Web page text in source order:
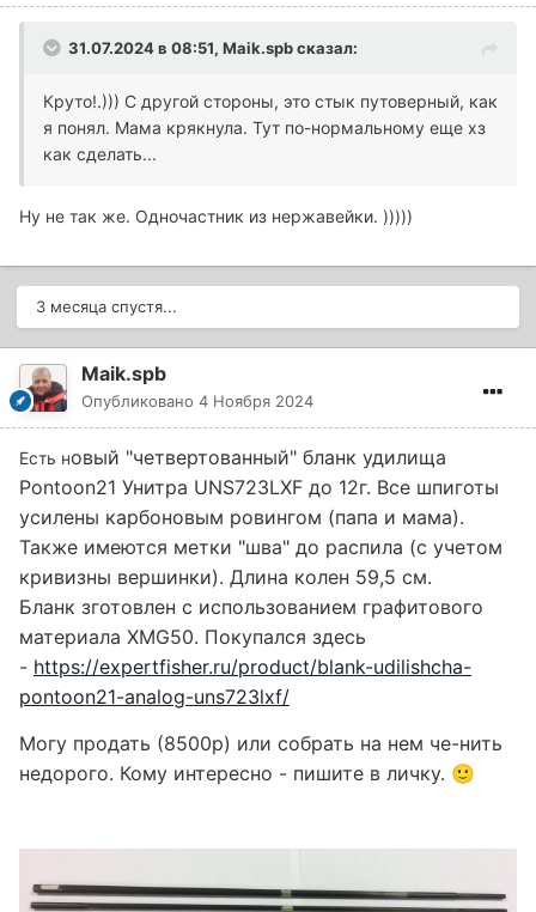
31.07.2024 в 08:51, Maik.spbсказал:
Круто!.))) С другой стороны, это стык путоверный, как
я понял. Мама крякнула. Тут по-нормальному еще хз
как сделать...
Ну не так же. Одночастник из нержавейки. )))))
3 месяца спустя...
Maik.spb
Опубликовано 4 Ноября 2024
Есть новый "четвертованный" бланк удилища
Pontoon21 Унитра UNS723LXF до 12г. Все шпиготы
усилены карбоновым ровингом (папа и мама).
Также имеются метки "шва" до распила (с учетом
кривизны вершинки). Длина колен 59,5 см.
Бланк зготовлен с использованием графитового
материала XMG50. Покупался здесь
- https://expertfisher.ru/product/blank-udilishcha-
pontoon21-analog-uns723lxf/
Могу продать (8500р) или собрать на нем че-нить
недорого. Кому интересно - пишите в личку. 🙂